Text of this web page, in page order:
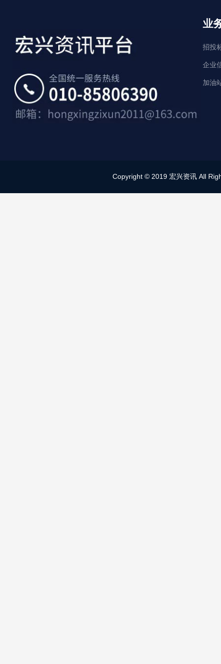
业
招投
企业
加油
Copyright © 2019 宏兴资讯 All